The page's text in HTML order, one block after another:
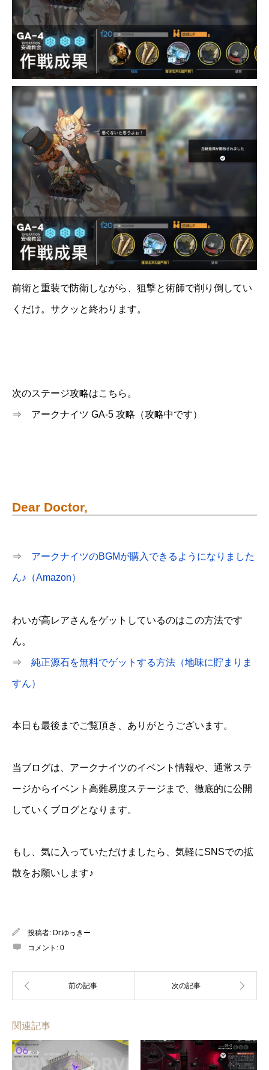
前衛と重装で防衛しながら、狙撃と術師で削り倒してい
くだけ。サクッと終わります。
次のステージ攻略はこちら。
⇒ アークナイツ GA-5 攻略（攻略中です）
Dear Doctor,
⇒ アークナイツのBGMが購入できるようになりました
ん♪（Amazon）
わいが高レアさんをゲットしているのはこの方法です
ん。
⇒ 純正源石を無料でゲットする方法（地味に貯まりま
すん）
本日も最後までご覧頂き、ありがとうございます。
当ブログは、アークナイツのイベント情報や、通常ステ
ージからイベント高難易度ステージまで、徹底的に公開
していくブログとなります。
もし、気に入っていただけましたら、気軽にSNSでの拡
散をお願いします♪
投稿者: Dr.ゆっきー
コメント: 0
関連記事